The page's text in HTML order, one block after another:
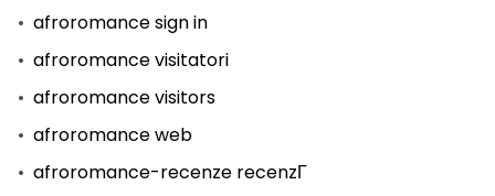
afroromance sign in
afroromance visitatori
afroromance visitors
afroromance web
afroromance-recenze recenzГ­